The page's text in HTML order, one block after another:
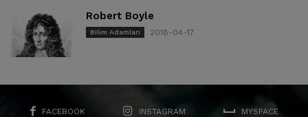
Robert Boyle
Bilim Adamları 2018-04-17
FACEBOOK INSTAGRAM
MYSPACE